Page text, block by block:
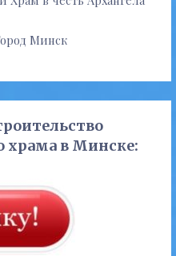
Минск
храма в Минске: